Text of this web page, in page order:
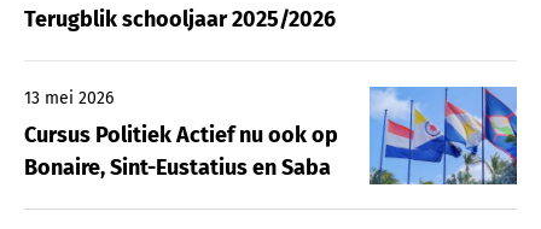
Terugblik schooljaar 2025/2026
13 mei 2026
Cursus Politiek Actief nu ook op
Bonaire, Sint-Eustatius en Saba